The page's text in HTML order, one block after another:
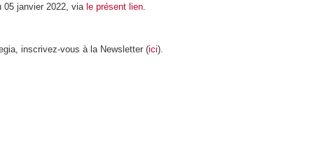
janvier 2022, via le présent lien
inscrivez-vous à la Newsletter (ici).